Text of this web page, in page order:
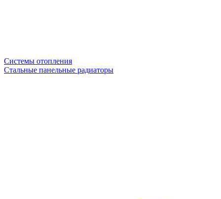
Системы отопления
Стальные панельные радиаторы